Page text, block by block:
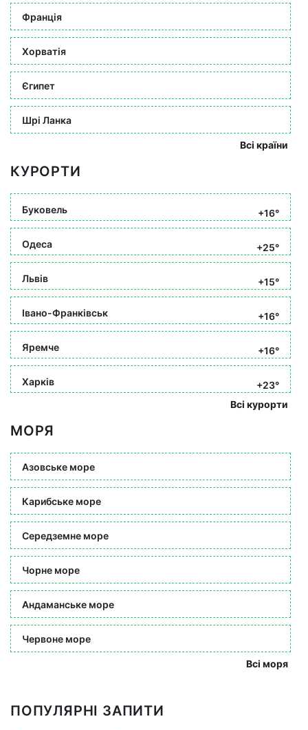
Франція
Хорватія
Єгипет
Шрі Ланка
Всі країни
КУРОРТИ
Буковель +16°
Одеса +25°
Львів +15°
Івано-Франківськ +16°
Яремче +16°
Харків
+23°
Всі курорти
МОРЯ
Азовське море
Карибське море
Середземне море
Чорне море
Андаманське море
Червоне море
Всі моря
ПОПУЛЯРНІ ЗАПИТИ